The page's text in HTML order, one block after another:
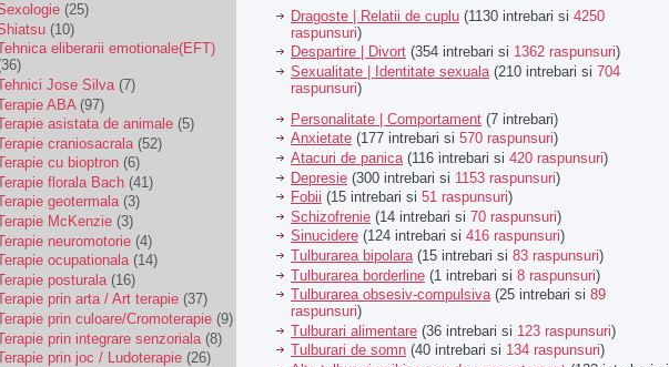
(25)
(10)
eliberarii emotionale(EFT)
Jose Silva (7)
ABA (97)
asistata de animale (5)
craniosacrala (52)
cu bioptron (6)
florala Bach (41)
geotermala(3)
McKenzie (3)
neuromotorie (4)
ocupationala(14)
posturala (16)
prin arta / Art terapie (37)
prin culoare/Cromoterapie (9)
prin integrare senzoriala (8)
prin joc / Ludoterapie (26)
Dragoste | Relatii de cuplu (1130 intrebari si 4250
raspunsuri)
Despartire | Divort (354 intrebari si 1362 raspunsuri)
Sexualitate | Identitate sexuala (210 intrebari si 704
raspunsuri)
Personalitate | Comportament (7 intrebari)
Anxietate (177 intrebari si 570 raspunsuri)
Atacuri de panica (116 intrebari si 420 raspunsuri)
Depresie (300 intrebari si 1153 raspunsuri)
Fobii (15 intrebari si 51 raspunsuri)
Schizofrenie (14 intrebari si 70 raspunsuri)
Sinucidere (124 intrebari si 416 raspunsuri)
Tulburarea bipolara (15 intrebari si 83 raspunsuri)
Tulburarea borderline (1 intrebari si 8 raspunsuri)
Tulburarea obsesiv-compulsiva(25 intrebari si 89
raspunsuri)
Tulburari alimentare (36 intrebari si 123 raspunsuri)
Tulburari de somn (40 intrebari si 134 raspunsuri)